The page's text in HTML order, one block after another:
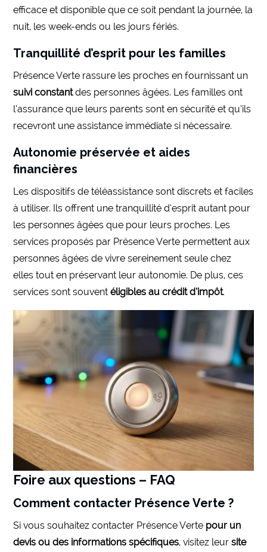
efficace et disponible que ce soit pendant la journée, la
nuit, les week-ends ou les jours fériés.
Tranquillité d’esprit pour les familles
Présence Verte rassure les proches en fournissant un
suivi constantdes personnes âgées. Les familles ont
l’assurance que leurs parents sont en sécurité et qu’ils
recevront une assistance immédiate si nécessaire.
Autonomie préservée et aides
financières
Les dispositifs de téléassistance sont discrets et faciles
à utiliser. Ils offrent une tranquillité d’esprit autant pour
les personnes âgées que pour leurs proches. Les
services proposés par Présence Verte permettent aux
personnes âgées de vivre sereinement seule chez
elles tout en préservant leur autonomie. De plus, ces
services sont souventéligibles au crédit d’impôt.
Foire aux questions – FAQ
Comment contacter Présence Verte ?
Si vous souhaitez contacter Présence Verte pour un
devis ou des informations spécifiques, visitez leursite